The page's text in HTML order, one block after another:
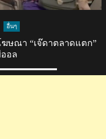
อื่นๆ
ษณา “เจ๊ดาตลาดแตก”
อล